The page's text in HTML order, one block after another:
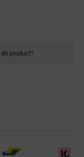
product?